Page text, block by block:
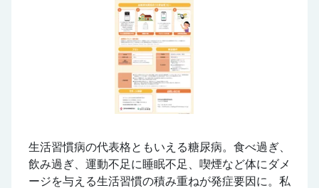
生活習慣病の代表格ともいえる糖尿病。食べ過ぎ、
飲み過ぎ、運動不足に睡眠不足、喫煙など体にダメ
ージを与える生活習慣の積み重ねが発症要因に。私